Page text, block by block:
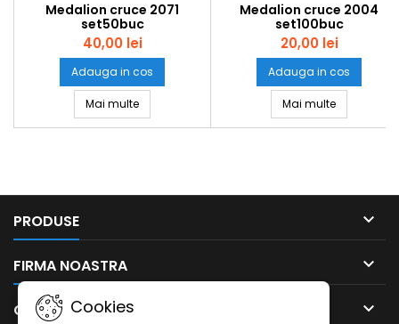
Medalion cruce 2071
set50buc
40,00 lei
Adauga in cos
Mai multeMedalion cruce 2071 set50buc
Medalion cruce 2004
set100buc
20,00 lei
Adauga in cos
Mai multeMedalion
PRODUSE 
FIRMA NOASTRA 
CONTUL DUMNEAVOASTRA 
Cookies